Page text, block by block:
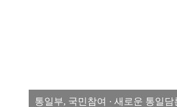
통일부, 국민참여 · 새로운 통일